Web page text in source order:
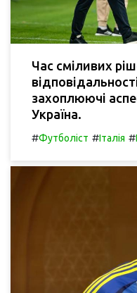
Час сміливих
захоплюючі
Україна.
#Футболіст #Італія #